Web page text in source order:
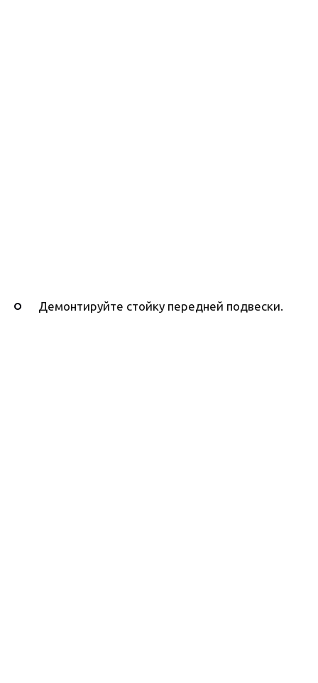
Демонтируйте стойку передней подвески.